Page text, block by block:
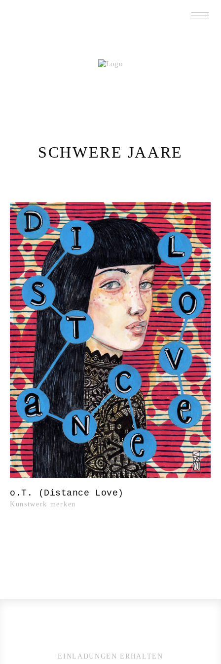
SCHWERE JAARE
Kunstwerk merken
o.T. (Distance Love)
EINLADUNGEN ERHALTEN